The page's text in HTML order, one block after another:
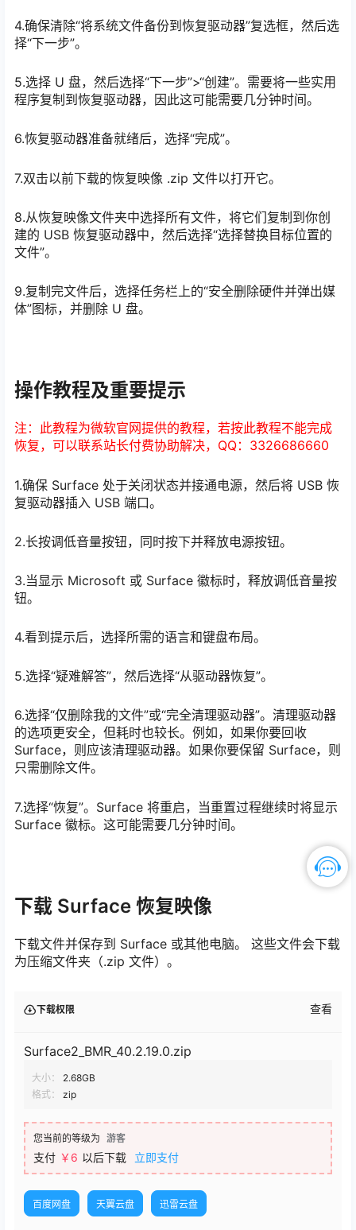
4.确保清除“将系统文件备份到恢复驱动器”复选框，然后选
择“下一步”。
5.选择 U 盘，然后选择“下一步”>“创建”。需要将一些实用
程序复制到恢复驱动器，因此这可能需要几分钟时间。
6.恢复驱动器准备就绪后，选择“完成”。
7.双击以前下载的恢复映像 .zip 文件以打开它。
8.从恢复映像文件夹中选择所有文件，将它们复制到你创
建的 USB 恢复驱动器中，然后选择“选择替换目标位置的
文件”。
9.复制完文件后，选择任务栏上的“安全删除硬件并弹出媒
体”图标，并删除 U 盘。
操作教程及重要提示
注：此教程为微软官网提供的教程，若按此教程不能完成
恢复，可以联系站长付费协助解决，QQ：3326686660
1.确保 Surface 处于关闭状态并接通电源，然后将 USB 恢
复驱动器插入 USB 端口。
2.长按调低音量按钮，同时按下并释放电源按钮。
3.当显示 Microsoft 或 Surface 徽标时，释放调低音量按
钮。
4.看到提示后，选择所需的语言和键盘布局。
5.选择“疑难解答”，然后选择“从驱动器恢复”。
6.选择“仅删除我的文件”或“完全清理驱动器”。清理驱动器
的选项更安全，但耗时也较长。例如，如果你要回收
Surface，则应该清理驱动器。如果你要保留 Surface，则
只需删除文件。
7.选择“恢复”。Surface 将重启，当重置过程继续时将显示
Surface 徽标。这可能需要几分钟时间。
下载 Surface 恢复映像
下载文件并保存到 Surface 或其他电脑。 这些文件会下载
为压缩文件夹（.zip 文件）。
下载权限 查看
Surface2_BMR_40.2.19.0.zip
大小：
2.68GB
格式：
zip
您当前的等级为 游客
支付 ￥6 以后下载 立即支付
百度网盘 天翼云盘 迅雷云盘